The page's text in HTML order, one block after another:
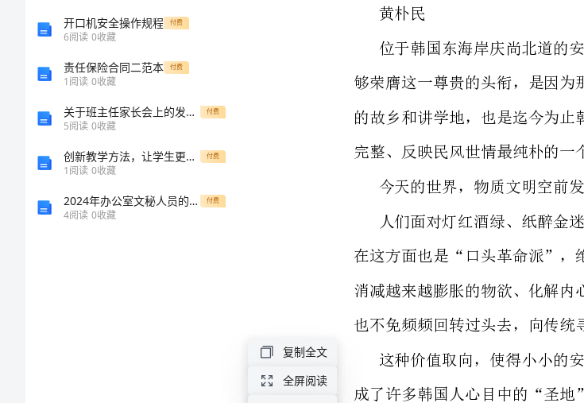
鲁”：
开口机安全操作规程 付费
6阅读 0收藏
责任保险合同二范本 付费
1阅读 0收藏
关于班主任家长会上的发言稿范文 付费
5阅读 0收藏
创新教学方法，让学生更快乐——《要下雨了》教案分析 付费
1阅读 0收藏
2024年办公室文秘人员的年终工作总结 付费
4阅读 0收藏
今天的世界，物质文明空前发达，
复制全文
全屏阅读